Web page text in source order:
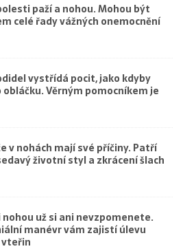
paží a nohou. Mohou být
celé řady vážných onemocnění
vystřídá pocit, jako kdyby
obláčku. Věrným pomocníkem je
v nohách mají své příčiny. Patří
životní styl a zkrácení šlach
už si ani nevzpomenete.
manévr vám zajistí úlevu
vteřin